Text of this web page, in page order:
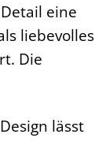
eine
liebevolles
Die
lässt